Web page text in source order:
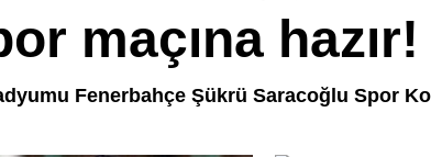
maçına hazır!
Fenerbahçe Şükrü Saracoğlu Spor